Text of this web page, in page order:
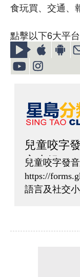
食玩買、交通、
點擊以下6大平